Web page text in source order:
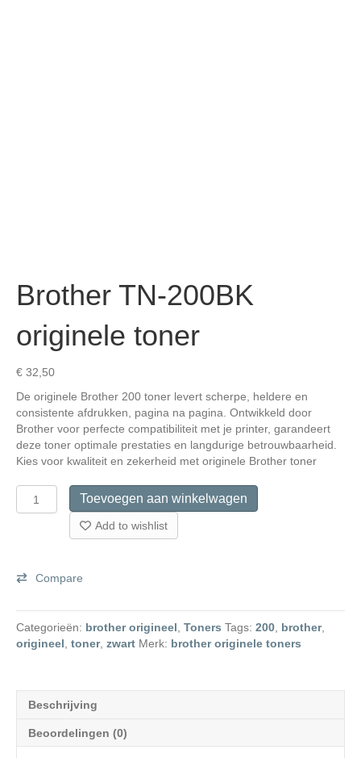
Brother TN-200BK
originele toner
€ 32,50
De originele Brother 200 toner levert scherpe, heldere en
consistente afdrukken, pagina na pagina. Ontwikkeld door
Brother voor perfecte compatibiliteit met je printer, garandeert
deze toner optimale prestaties en langdurige betrouwbaarheid.
Kies voor kwaliteit en zekerheid met originele Brother toner
Brother
TN-
aantal
Toevoegen aan winkelwagen
Add to wishlist
Compare
Categorieën: brother origineel, Toners Tags: 200, brother,
origineel, toner, zwart Merk: brother originele toners
Beschrijving
Beoordelingen (0)